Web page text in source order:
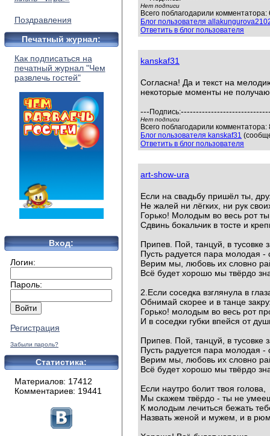
Поздравления
Печатный журнал:
Как подписаться на
печатный журнал "Чем
развлечь гостей"
Вход:
Логин:
Пароль:
Регистрация
Забыли пароль?
Статистика:
Материалов: 17412
Комментариев: 19441
Нет подписи
Всего поблагодарили
Блог пользователя
Ответить в блог пользователя
kanskaf31
Согласна! Да и текст на
некоторые моменты не
--- Подпись:
Нет подписи
Всего поблагодарили
Блог пользователя kanskaf31
Ответить в блог пользователя
art-show-ura
Если на свадьбу пришёл ты,
Не жалей ни лёгких, ни рук
Горько! Молодым во весь рот
Сдвинь бокальчик в тосте и
Припев. Пой, танцуй, в тусовке
Пусть радуется пара молодая -
Верим мы, любовь их словно
Всё будет хорошо мы твёрдо
2.Если соседка взглянула в
Обнимай скорее и в танце
Горько! молодым во весь рот
И в соседки губки впейся от
Припев. Пой, танцуй, в тусовке
Пусть радуется пара молодая -
Верим мы, любовь их словно
Всё будет хорошо мы твёрдо
Если наутро болит твоя голова,
Мы скажем твёрдо - ты не
К молодым лечиться бежать
Назвать женой и мужем, и в